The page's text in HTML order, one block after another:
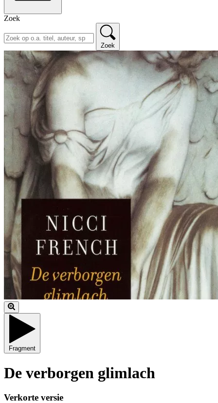
Zoek
Zoek
Fragment
De verborgen glimlach
Verkorte versie